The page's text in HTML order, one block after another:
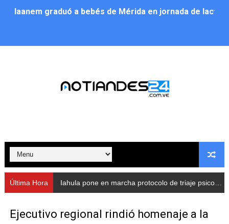
Iaanem graduó a bebés de Mérida en jornada de
Alcalde Nelson Álvarez llevó jornada recreativa a la
Nevado Gas optimiza servicio residencial en la
Balance semestral impulsa inclusión y atención a
Plan Vacacional Comunitario “Ríe 2026” recorre las
Alcaldía del Municipio Libertador realizó una jornada
Última Hora Iahula pone en marcha protocolo de triaje psicosocial para atender a rescatistas
Ejecutivo regional rindió homenaje a la